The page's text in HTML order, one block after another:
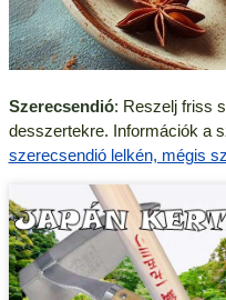
Szerecsendió: Reszelj friss
desszertekre. Információk a
szerecsendió lelkén, mégis